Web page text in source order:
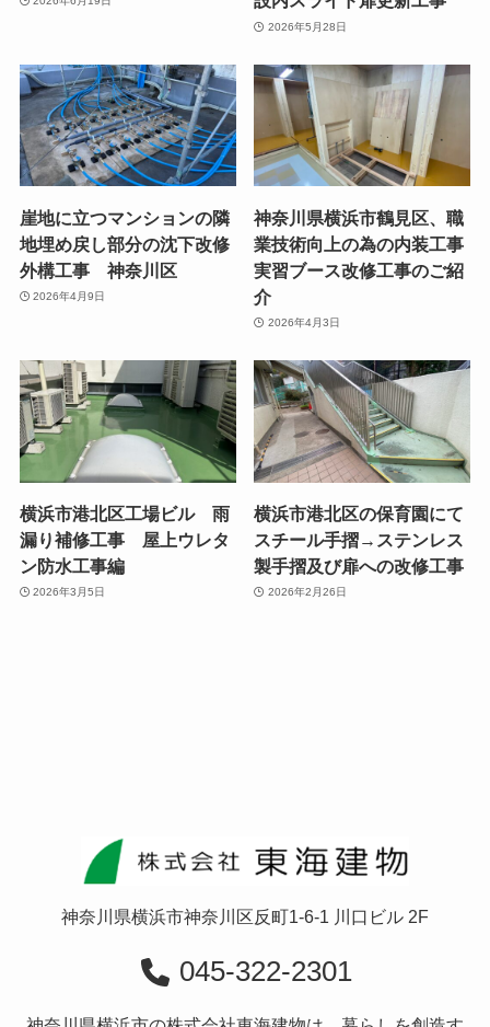
2026年5月28日
崖地に立つマンションの隣
地埋め戻し部分の沈下改修
外構工事 神奈川区
2026年4月9日
神奈川県横浜市鶴見区、職
業技術向上の為の内装工事
実習ブース改修工事のご紹
介
2026年4月3日
横浜市港北区工場ビル 雨
漏り補修工事 屋上ウレタ
ン防水工事編
2026年3月5日
横浜市港北区の保育園にて
スチール手摺→ステンレス
製手摺及び扉への改修工事
2026年2月26日
神奈川県横浜市神奈川区反町1-6-1 川口ビル 2F
045-322-2301